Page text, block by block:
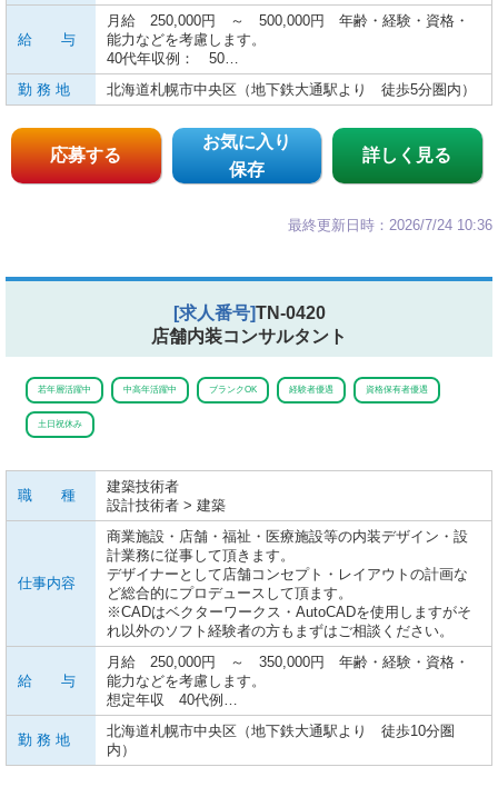
給 与
月給 250,000円 ～ 500,000円 年齢・経験・資格・
能力などを考慮します。
40代年収例： 50…
勤 務 地
北海道札幌市中央区（地下鉄大通駅より 徒歩5分圏内）
応募する
お気に入り
保存
詳しく見る
最終更新日時：2026/7/24 10:36
[求人番号]TN-0420
店舗内装コンサルタント
若年層活躍中 中高年活躍中 ブランクOK 経験者優遇 資格保有者優遇
土日祝休み
職 種
建築技術者
設計技術者 > 建築
仕事内容
商業施設・店舗・福祉・医療施設等の内装デザイン・設
計業務に従事して頂きます。
デザイナーとして店舗コンセプト・レイアウトの計画な
ど総合的にプロデュースして頂ます。
※CADはベクターワークス・AutoCADを使用しますがそ
れ以外のソフト経験者の方もまずはご相談ください。
給 与
月給 250,000円 ～ 350,000円 年齢・経験・資格・
能力などを考慮します。
想定年収 40代例…
勤 務 地
北海道札幌市中央区（地下鉄大通駅より 徒歩10分圏
内）